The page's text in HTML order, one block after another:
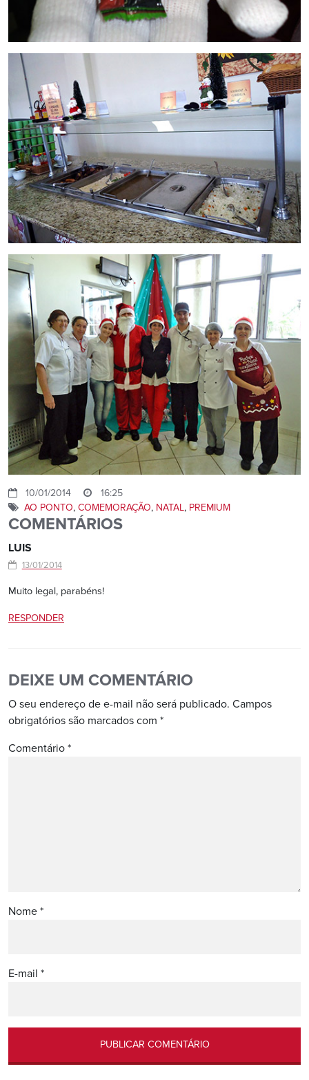
10/01/2014
16:25
AO PONTO, COMEMORAÇÃO, NATAL, PREMIUM
COMENTÁRIOS
LUIS
13/01/2014
Muito legal, parabéns!
RESPONDER
DEIXE UM COMENTÁRIO
O seu endereço de e-mail não será publicado. Campos
obrigatórios são marcados com *
Comentário *
Nome *
E-mail *